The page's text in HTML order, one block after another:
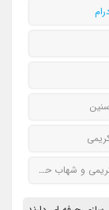
و شهاب حسینی